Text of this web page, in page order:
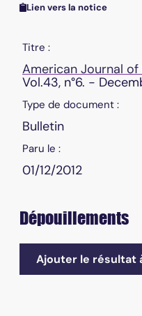
Lien vers la notice
Titre :
American Journal
Vol.43, n°6. -
Type de document :
Bulletin
Paru le :
01/12/2012
Dépouillements
Ajouter le résultat